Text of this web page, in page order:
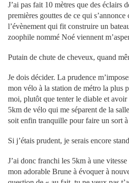
J’ai pas fait 10 mètres que des éclairs
premières gouttes de ce qui
l’évènement qui fit construire un
zoophile nommé Noé viennent
Putain de chute de cheveux, quand
Je dois décider. La prudence
mon vélo à la station de métro la plus
moi, plutôt que tenter le diable et
5km de vélo qui me séparent de la
soit enfin tranquille pour faire un sort
Si j’étais prudent, je serais encore
J’ai donc franchi les 5km à une
mon adorable Brune à évoquer à